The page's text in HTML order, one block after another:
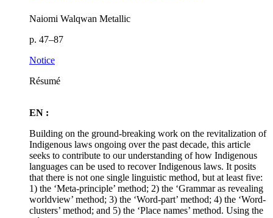
Naiomi Walqwan Metallic
p. 47–87
Notice
Résumé
EN :
Building on the ground-breaking work on the revitalization of
Indigenous laws ongoing over the past decade, this article
seeks to contribute to our understanding of how Indigenous
languages can be used to recover Indigenous laws. It posits
that there is not one single linguistic method, but at least five:
1) the ‘Meta-principle’ method; 2) the ‘Grammar as revealing
worldview’ method; 3) the ‘Word-part’ method; 4) the ‘Word-
clusters’ method; and 5) the ‘Place names’ method. Using the